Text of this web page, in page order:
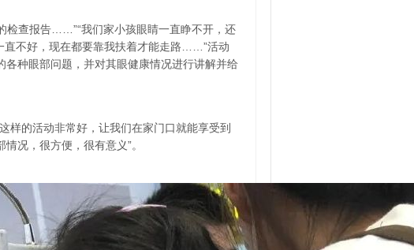
检查报告……”“我们家小孩眼睛一直睁不开，还
不好，现在都要靠我扶着才能走路……”活动
种眼部问题，并对其眼健康情况进行讲解并给
样的活动非常好，让我们在家门口就能享受到
况，很方便，很有意义”。